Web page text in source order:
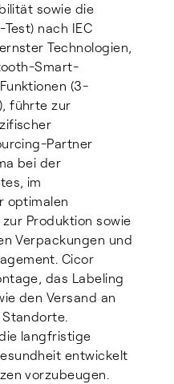
sowie die
nach IEC
Technologien,
Smart-
(3-
führte zur
Partner
bei der
im
optimalen
Produktion sowie
Verpackungen und
Cicor
das Labeling
den Versand an
langfristige
entwickelt
vorzubeugen.